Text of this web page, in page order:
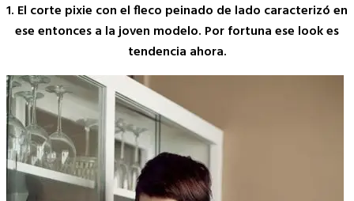
1. El corte pixie con el fleco peinado de lado caracterizó en
ese entonces a la joven modelo. Por fortuna ese look es
tendencia ahora.